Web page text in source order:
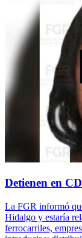
Detienen en
La FGR informó
Hidalgo y estaría
ferrocarriles,